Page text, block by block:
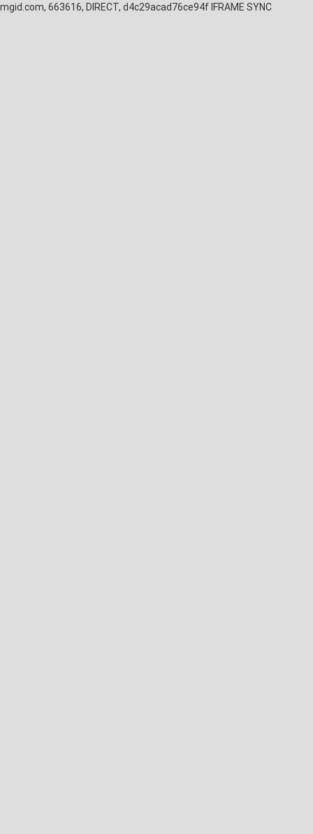
mgid.com, 663616, DIRECT, d4c29acad76ce94f IFRAME SYNC